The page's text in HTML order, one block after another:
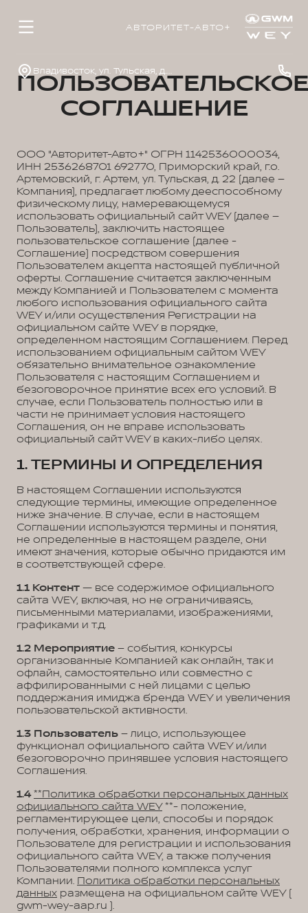
АВТОРИТЕТ-АВТО+
Владивосток, ул. Тульская, д. 22
СОГЛАШЕНИЕ
ООО "Авторитет-Авто+" ОГРН 1142536000034,
ИНН 2536268701 692770, Приморский край, г.о.
Артемовский, г. Артем, ул. Тульская, д. 22 (далее –
Компания), предлагает любому дееспособному
физическому лицу, намеревающемуся
использовать официальный сайт WEY (далее –
Пользователь), заключить настоящее
пользовательское соглашение (далее -
Соглашение) посредством совершения
Пользователем акцепта настоящей публичной
оферты. Соглашение считается заключенным
между Компанией и Пользователем с момента
любого использования официального сайта
WEY и/или осуществления Регистрации на
официальном сайте WEY в порядке,
определенном настоящим Соглашением. Перед
использованием официальным сайтом WEY
обязательно внимательное ознакомление
Пользователя с настоящим Соглашением и
безоговорочное принятие всех его условий. В
случае, если Пользователь полностью или в
части не принимает условия настоящего
Соглашения, он не вправе использовать
официальный сайт WEY в каких-либо целях.
1. ТЕРМИНЫ И ОПРЕДЕЛЕНИЯ
В настоящем Соглашении используются
следующие термины, имеющие определенное
ниже значение. В случае, если в настоящем
Соглашении используются термины и понятия,
не определенные в настоящем разделе, они
имеют значения, которые обычно придаются им
в соответствующей сфере.
1.1 Контент — все содержимое официального
сайта WEY, включая, но не ограничиваясь,
письменными материалами, изображениями,
графиками и т.д.
1.2 Мероприятие – события, конкурсы
организованные Компанией как онлайн, так и
офлайн, самостоятельно или совместно с
аффилированными с ней лицами с целью
поддержания имиджа бренда WEY и увеличения
пользовательской активности.
1.3 Пользователь – лицо, использующее
функционал официального сайта WEY и/или
безоговорочно принявшее условия настоящего
Соглашения.
1.4 **Политика обработки персональных данных
официального сайта WEY**- положение,
регламентирующее цели, способы и порядок
получения, обработки, хранения, информации о
Пользователе для регистрации и использования
официального сайта WEY, а также получения
Пользователями полного комплекса услуг
Компании. Политика обработки персональных
данных размещена на официальном сайте WEY (
gwm-wey-aap.ru ).